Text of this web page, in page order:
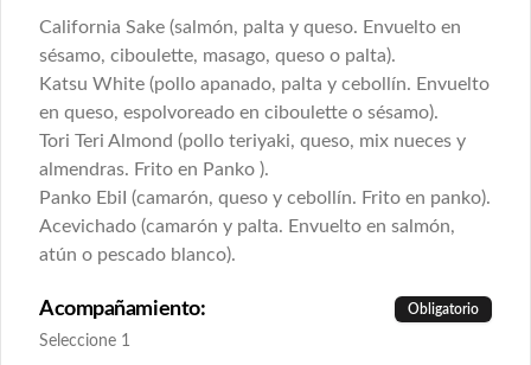
$11.425
Cartagena
Relleno: camarón apanado, queso crema
y palta.
maracuyá (9piezas).
$11.425
Ceviche Roll
California Sake (salmón, palta y queso. Envuelto en
sésamo, ciboulette, masago, queso o palta).
Katsu White (pollo apanado, palta y cebollín. Envuelto
en queso, espolvoreado en ciboulette o sésamo).
Tori Teri Almond (pollo teriyaki, queso, mix nueces y
almendras. Frito en Panko ).
Panko EbiI (camarón, queso y cebollín. Frito en panko).
Acevichado (camarón y palta. Envuelto en salmón,
atún o pescado blanco).
Acompañamiento: Obligatorio
Seleccione 1